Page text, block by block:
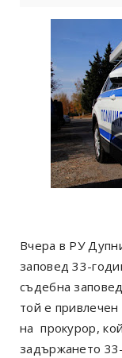
Вчера в РУ
заповед 33-
съдебна
той е
на прокурор,
задържането